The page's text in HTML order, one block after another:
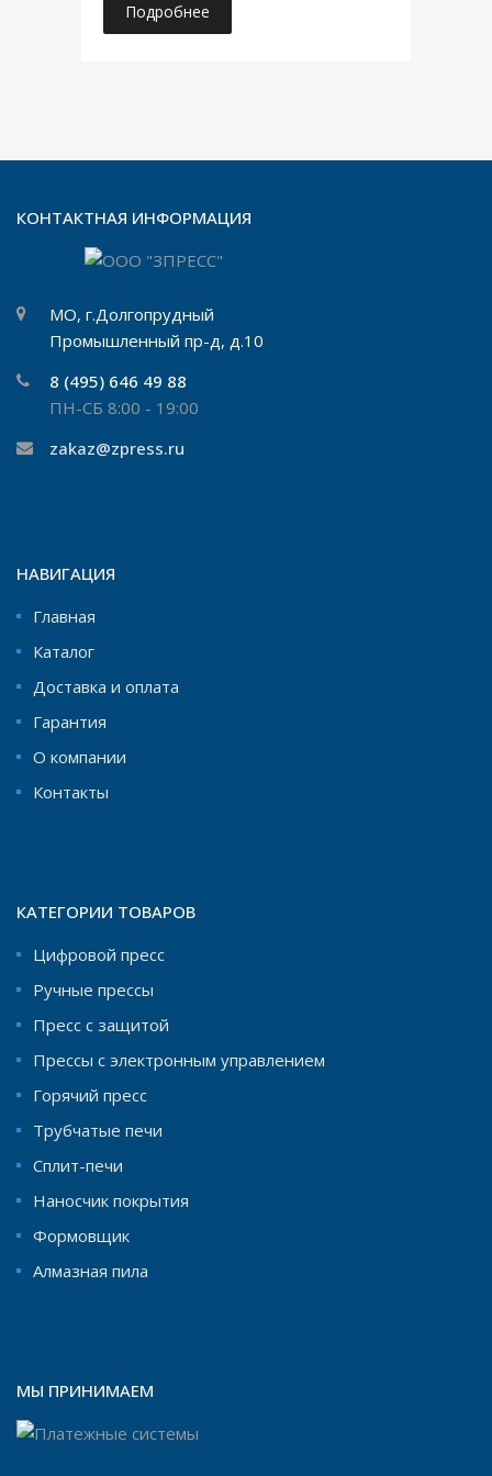
Подробнее
КОНТАКТНАЯ ИНФОРМАЦИЯ
МО, г.Долгопрудный
Промышленный пр-д, д.10
8 (495) 646 49 88
ПН-СБ 8:00 - 19:00
zakaz@zpress.ru
НАВИГАЦИЯ
Главная
Каталог
Доставка и оплата
Гарантия
О компании
Контакты
КАТЕГОРИИ ТОВАРОВ
Цифровой пресс
Ручные прессы
Пресс с защитой
Прессы с электронным управлением
Горячий пресс
Трубчатые печи
Сплит-печи
Наносчик покрытия
Формовщик
Aлмазная пила
МЫ ПРИНИМАЕМ